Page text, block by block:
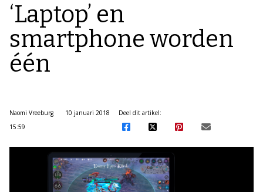
‘Laptop’ en
smartphone worden
één
Naomi Vreeburg
10 januari 2018
15:59
Deel dit artikel: